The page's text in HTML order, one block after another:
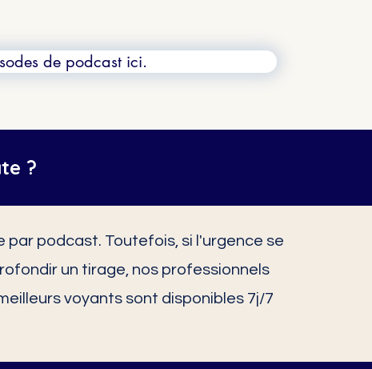
de podcast ici.
?
podcast. Toutefois, si l'urgence se
un tirage, nos professionnels
voyants sont disponibles 7j/7